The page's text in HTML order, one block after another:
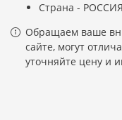
Страна - РОССИЯ
Обращаем ваше
сайте, могут
уточняйте цену и